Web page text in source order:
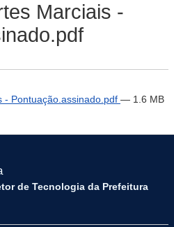
Marciais -
- Pontuação.assinado.pdf — 1.6 MB
de Tecnologia da Prefeitura